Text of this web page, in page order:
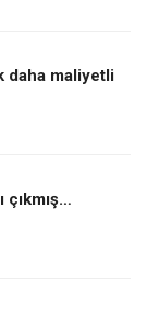
daha maliyetli
çıkmış…